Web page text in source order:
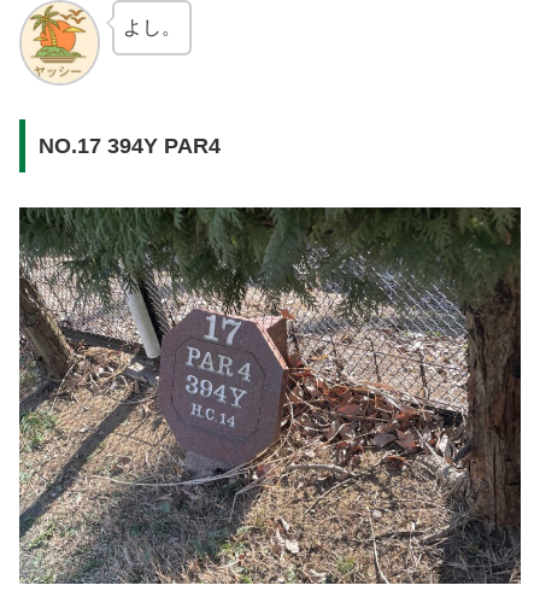
よし。
NO.17 394Y PAR4